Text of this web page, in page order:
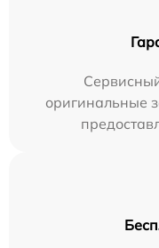
оригинальные